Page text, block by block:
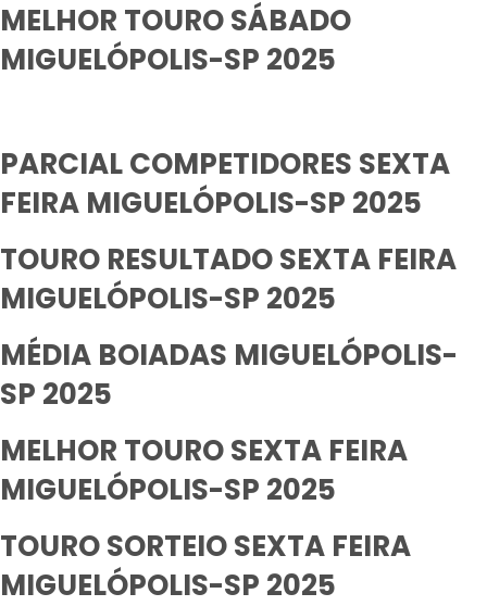
MELHOR TOURO SÁBADO
MIGUELÓPOLIS-SP 2025
PARCIAL COMPETIDORES SEXTA
FEIRA MIGUELÓPOLIS-SP 2025
TOURO RESULTADO SEXTA FEIRA
MIGUELÓPOLIS-SP 2025
MÉDIA BOIADAS MIGUELÓPOLIS-
SP 2025
MELHOR TOURO SEXTA FEIRA
MIGUELÓPOLIS-SP 2025
TOURO SORTEIO SEXTA FEIRA
MIGUELÓPOLIS-SP 2025